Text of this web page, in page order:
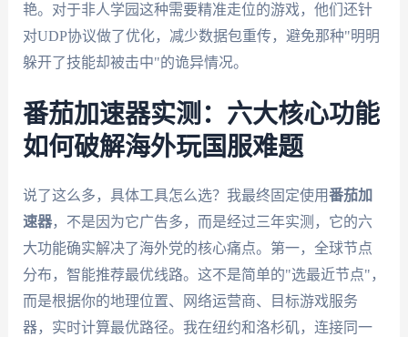
艳。对于非人学园这种需要精准走位的游戏，他们还针
对UDP协议做了优化，减少数据包重传，避免那种"明明
躲开了技能却被击中"的诡异情况。
番茄加速器实测：六大核心功能
如何破解海外玩国服难题
说了这么多，具体工具怎么选？我最终固定使用番茄加
速器，不是因为它广告多，而是经过三年实测，它的六
大功能确实解决了海外党的核心痛点。第一，全球节点
分布，智能推荐最优线路。这不是简单的"选最近节点"，
而是根据你的地理位置、网络运营商、目标游戏服务
器，实时计算最优路径。我在纽约和洛杉矶，连接同一